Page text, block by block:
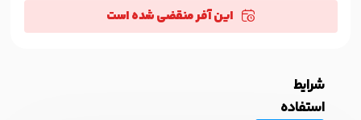
این آفر منقضی شده است
شرایط
استفاده